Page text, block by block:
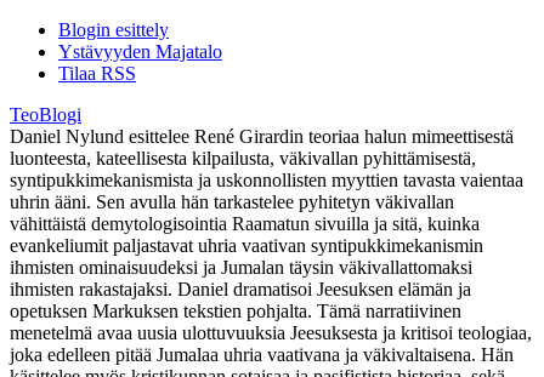
Blogin esittely
Ystävyyden Majatalo
Tilaa RSS
TeoBlogi
Daniel Nylund esittelee René Girardin teoriaa halun mimeettisestä
luonteesta, kateellisesta kilpailusta, väkivallan pyhittämisestä,
syntipukkimekanismista ja uskonnollisten myyttien tavasta vaientaa
uhrin ääni. Sen avulla hän tarkastelee pyhitetyn väkivallan
vähittäistä demytologisointia Raamatun sivuilla ja sitä, kuinka
evankeliumit paljastavat uhria vaativan syntipukkimekanismin
ihmisten ominaisuudeksi ja Jumalan täysin väkivallattomaksi
ihmisten rakastajaksi. Daniel dramatisoi Jeesuksen elämän ja
opetuksen Markuksen tekstien pohjalta. Tämä narratiivinen
menetelmä avaa uusia ulottuvuuksia Jeesuksesta ja kritisoi teologiaa,
joka edelleen pitää Jumalaa uhria vaativana ja väkivaltaisena. Hän